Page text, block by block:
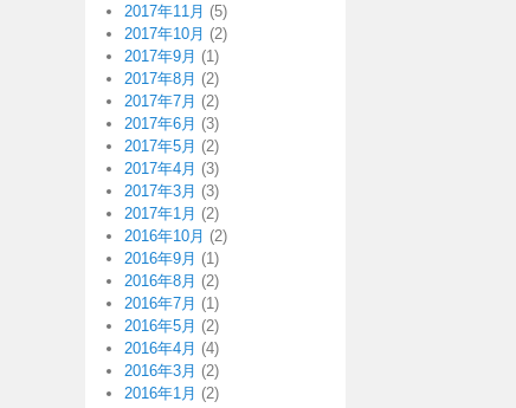
2017年11月 (5)
2017年10月 (2)
2017年9月 (1)
2017年8月 (2)
2017年7月 (2)
2017年6月 (3)
2017年5月 (2)
2017年4月 (3)
2017年3月 (3)
2017年1月 (2)
2016年10月 (2)
2016年9月 (1)
2016年8月 (2)
2016年7月 (1)
2016年5月 (2)
2016年4月 (4)
2016年3月 (2)
2016年1月 (2)